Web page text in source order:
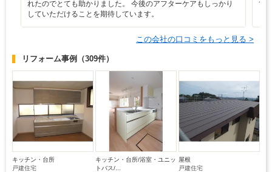
れたのでとても助かりました。 今後のアフターケアもしっかり
していただけることを期待しています。
て
この会社の口コミをもっと見る >
リフォーム事例 （309件）
キッチン・台所
戸建住宅
キッチン・台所/浴室・ユニッ
トバス/...
屋根
戸建住宅